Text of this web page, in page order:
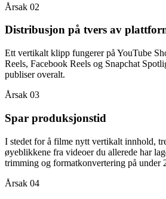
Årsak 02
Distribusjon på tvers av
Ett vertikalt klipp fungerer på YouTube
Reels, Facebook Reels og Snapchat
publiser overalt.
Årsak 03
Spar produksjonstid
I stedet for å filme nytt vertikalt innhold,
øyeblikkene fra videoer du allerede har
trimming og formatkonvertering på under
Årsak 04